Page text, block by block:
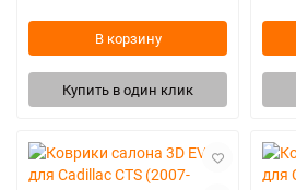
В корзину
Купить в один клик